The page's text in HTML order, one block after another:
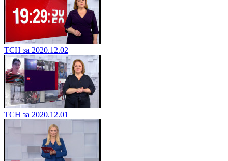
ТСН за 2020.12.02
ТСН за 2020.12.01